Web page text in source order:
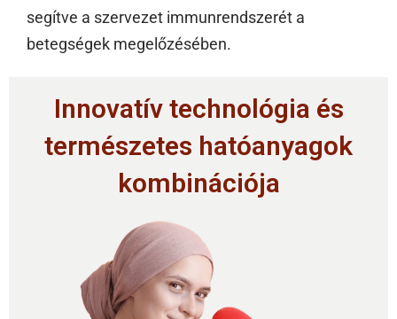
segítve a szervezet immunrendszerét a
betegségek megelőzésében.
Innovatív technológia és
természetes hatóanyagok
kombinációja